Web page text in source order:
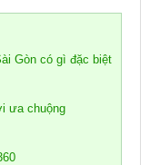
Gòn có gì đặc biệt
ưa chuộng